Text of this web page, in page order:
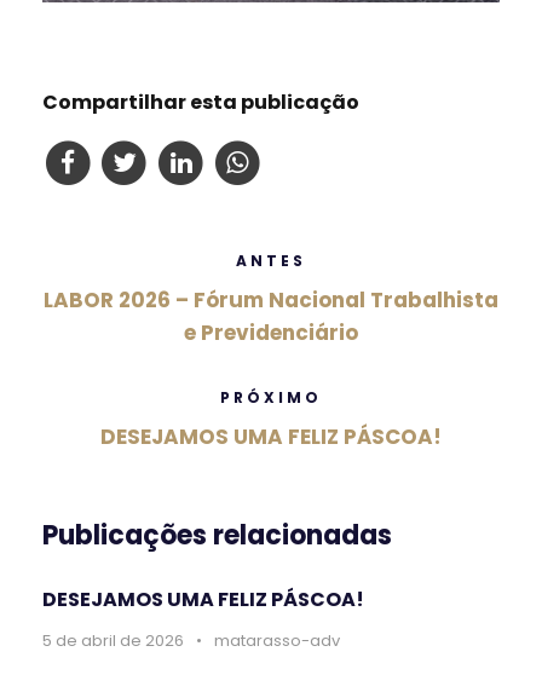
Compartilhar esta publicação
ANTES
LABOR 2026 – Fórum Nacional Trabalhista
e Previdenciário
PRÓXIMO
DESEJAMOS UMA FELIZ PÁSCOA!
Publicações relacionadas
DESEJAMOS UMA FELIZ PÁSCOA!
5 de abril de 2026 • matarasso-adv